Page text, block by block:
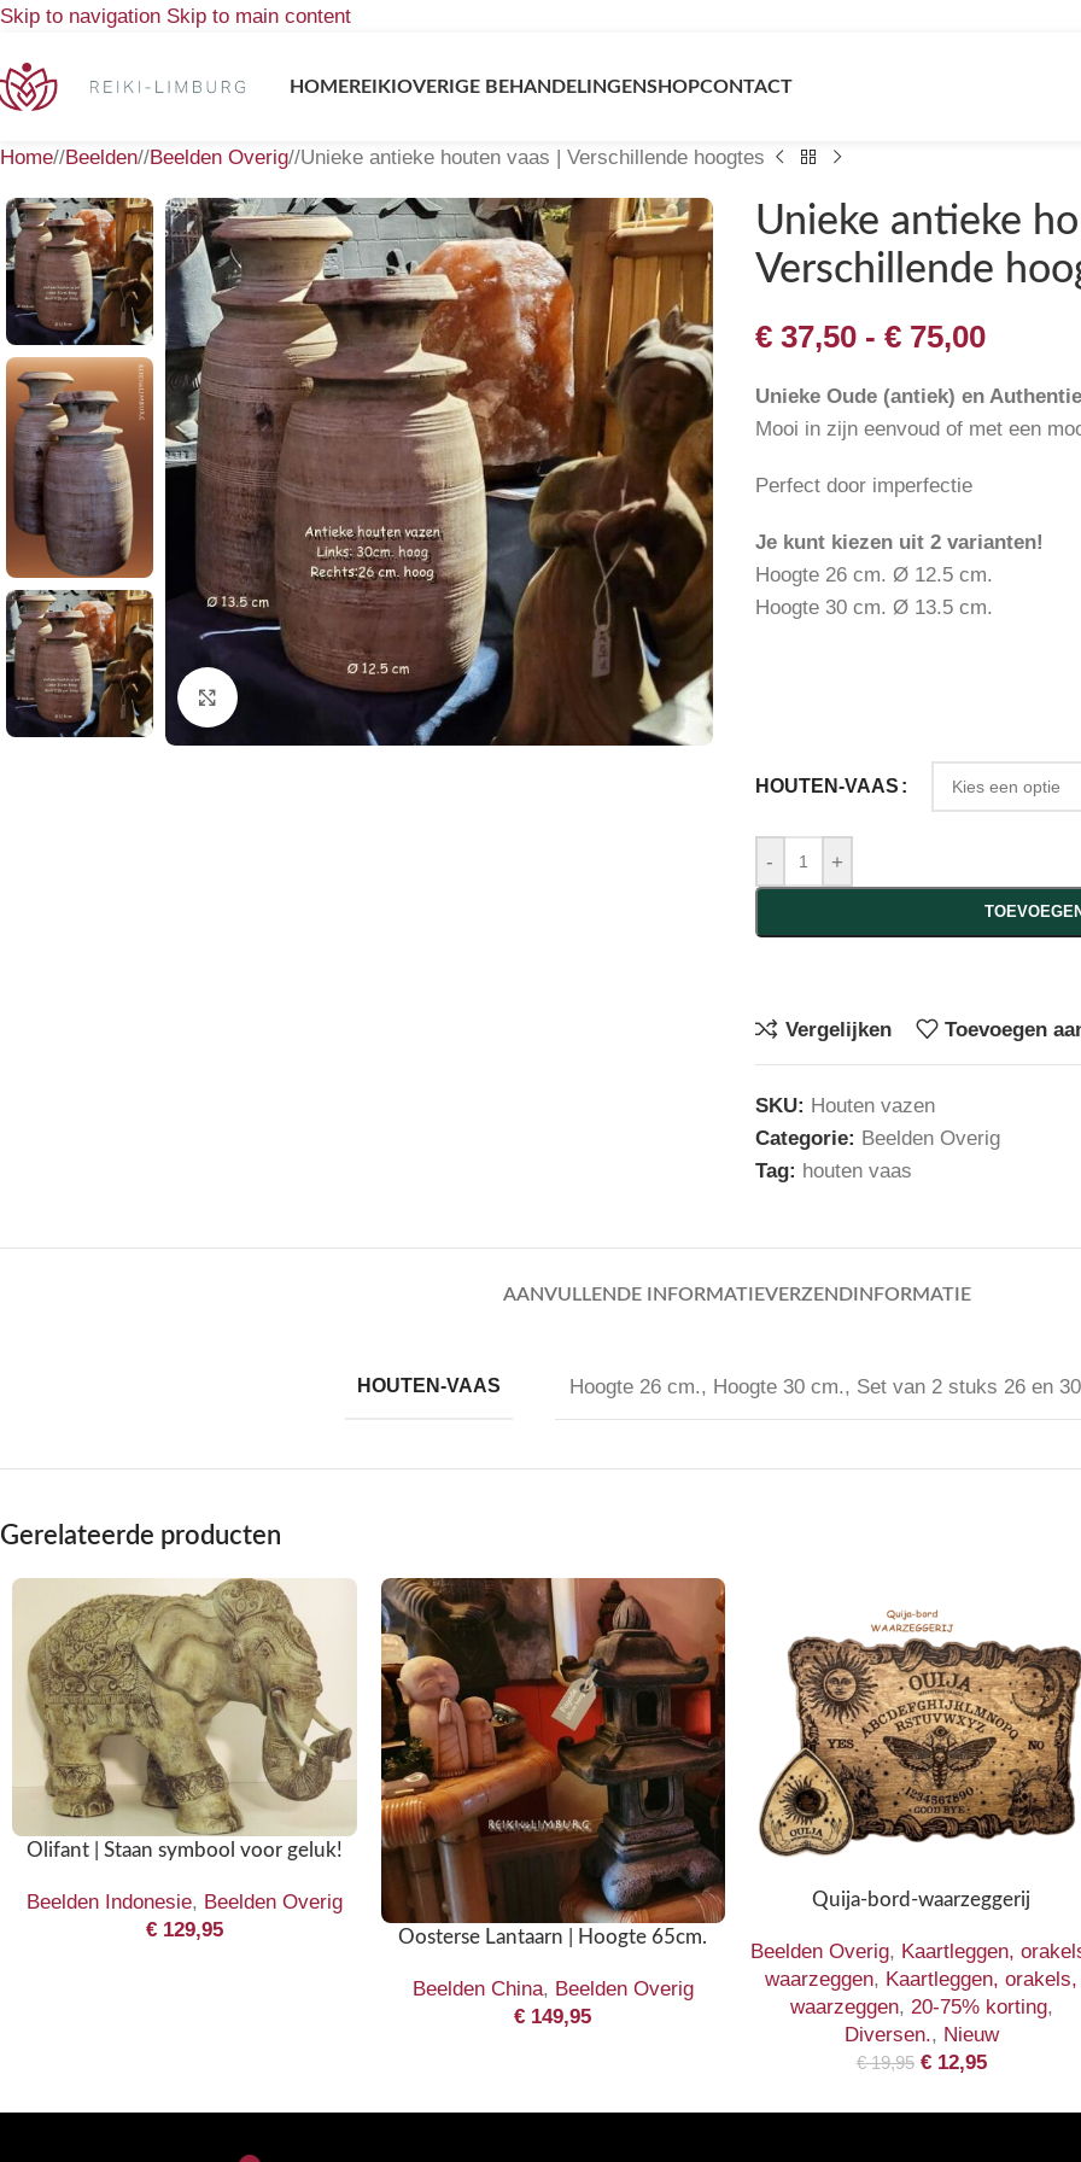
Skip to navigation Skip to main content
HOMEREIKIOVERIGE BEHANDELINGENSHOPCONTACT
Home/ Beelden/ Beelden Overig/ Unieke antieke houten vaas | Verschillende hoogtes
Klik om te vergroten
Unieke antieke
Verschillende
€37,50 - €75,00
Unieke Oude (antiek) en
Mooi in zijn eenvoud of met een
Perfect door imperfectie
Je kunt kiezen uit 2 varianten!
Hoogte 26 cm. Ø 12.5 cm.
Hoogte 30 cm. Ø 13.5 cm.
HOUTEN-VAAS
- +
Vergelijken Toevoegen
SKU: Houten vazen
Categorie: Beelden Overig
Tag: houten vaas
AANVULLENDE INFORMATIEVERZENDINFORMATIE
HOUTEN-VAAS Hoogte 26 cm., Hoogte 30 cm., Set van 2 stuks 26 en
Gerelateerde producten
Olifant | Staan symbool voor geluk!
Beelden Indonesie, Beelden Overig
€129,95 Oosterse Lantaarn | Hoogte 65cm.
Beelden China, Beelden Overig
€ 149,95
Quija-bord-waarzeggerij
Beelden Overig, Kaartleggen,
waarzeggen, Kaartleggen, orakels,
waarzeggen, 20-75% korting,
Diversen., Nieuw
€19,95 €12,95